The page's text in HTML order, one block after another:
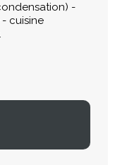
-
cuisine